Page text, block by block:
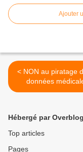
Ajouter
< NON au piratage de nos
données
Hébergé par Overblog
Top articles
Pages